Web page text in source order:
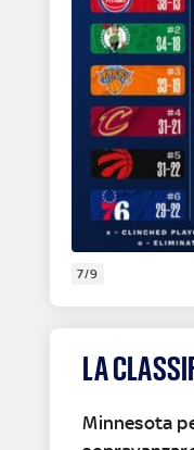
7/9
LA
Minnesota